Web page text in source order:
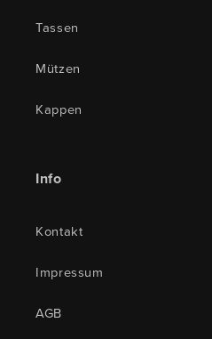
Tassen
Mützen
Kappen
Info
Kontakt
Impressum
AGB